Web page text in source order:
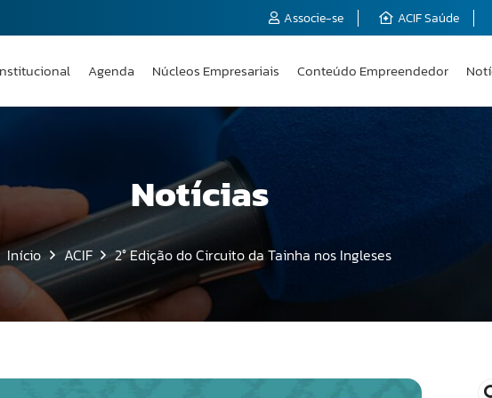
Associe-se ACIF Saúde
Agenda Núcleos Empresariais Conteúdo Empreendedor
Notícias
Início ACIF 2° Edição do Circuito da Tainha nos Ingleses